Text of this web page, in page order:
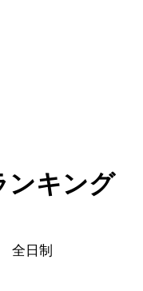
ンキング
日制